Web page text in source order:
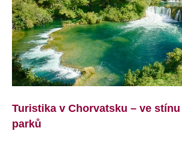
Turistika v Chorvatsku – ve
parků